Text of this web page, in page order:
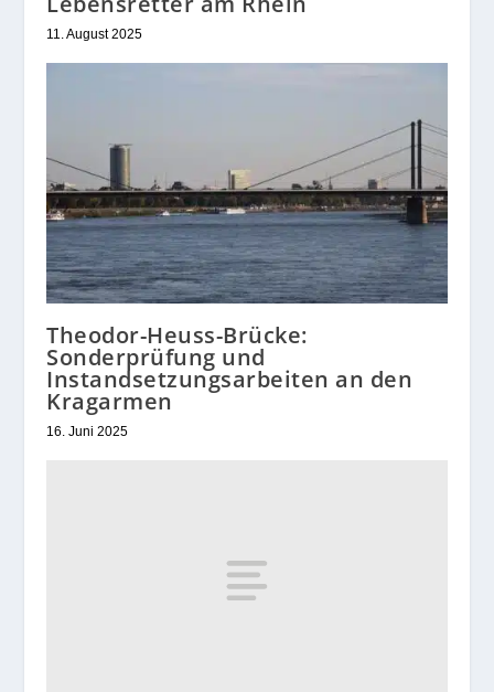
11. August 2025
Theodor-Heuss-Brücke:
Sonderprüfung und
Instandsetzungsarbeiten an den
Kragarmen
16. Juni 2025